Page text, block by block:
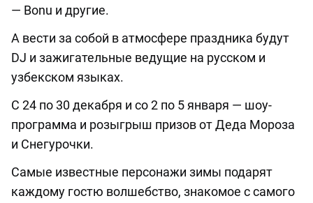
— Bonu и другие.
А вести за собой в атмосфере праздника будут
DJ и зажигательные ведущие на русском и
узбекском языках.
С 24 по 30 декабря и со 2 по 5 января — шоу-
программа и розыгрыш призов от Деда Мороза
и Снегурочки.
Самые известные персонажи зимы подарят
каждому гостю волшебство, знакомое с самого